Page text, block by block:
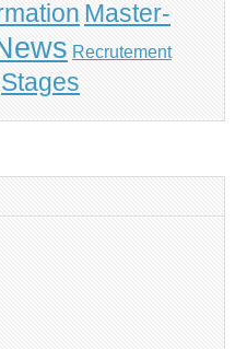
Master-
Recrutement
Stages